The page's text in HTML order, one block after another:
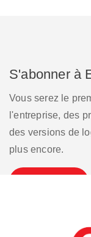
S'abonner à
Vous serez le
l'entreprise, des
des versions de
plus encore.